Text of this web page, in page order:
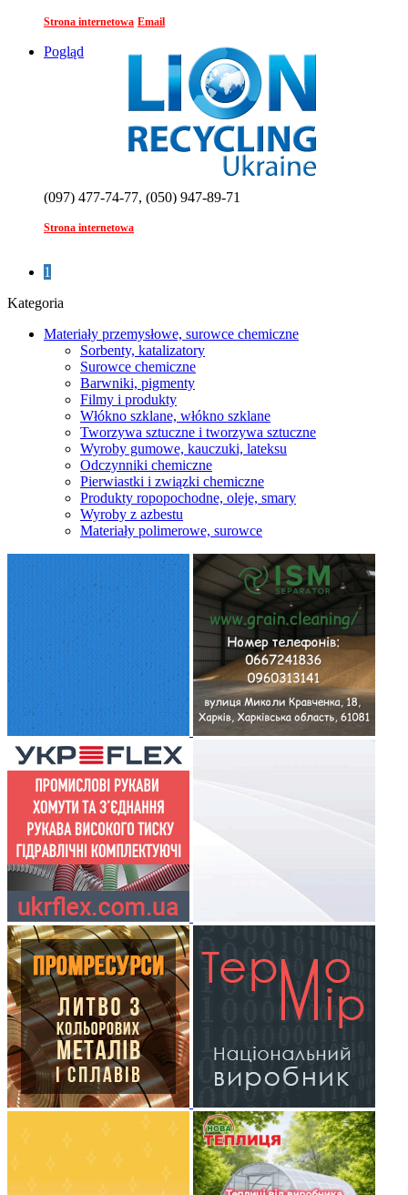
Strona internetowa Email
Pogląd
(097) 477-74-77, (050) 947-89-71
Strona internetowa
1
Kategoria
Materiały przemysłowe, surowce chemiczne
Sorbenty, katalizatory
Surowce chemiczne
Barwniki, pigmenty
Filmy i produkty
Włókno szklane, włókno szklane
Tworzywa sztuczne i tworzywa sztuczne
Wyroby gumowe, kauczuki, lateksu
Odczynniki chemiczne
Pierwiastki i związki chemiczne
Produkty ropopochodne, oleje, smary
Wyroby z azbestu
Materiały polimerowe, surowce